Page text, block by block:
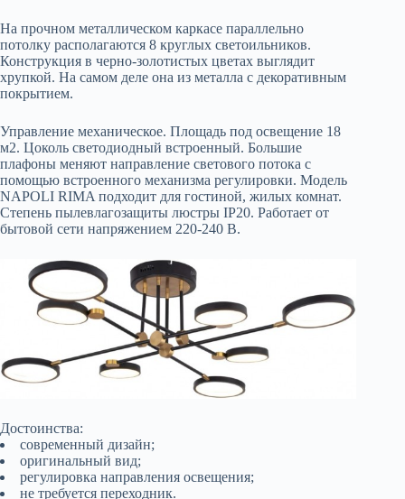
На прочном металлическом каркасе параллельно
потолку располагаются 8 круглых светоильников.
Конструкция в черно-золотистых цветах выглядит
хрупкой. На самом деле она из металла с декоративным
покрытием.
Управление механическое. Площадь под освещение 18
м2. Цоколь светодиодный встроенный. Большие
плафоны меняют направление светового потока с
помощью встроенного механизма регулировки. Модель
NAPOLI RIMA подходит для гостиной, жилых комнат.
Степень пылевлагозащиты люстры IP20. Работает от
бытовой сети напряжением 220-240 В.
Достоинства:
современный дизайн;
оригинальный вид;
регулировка направления освещения;
не требуется переходник.